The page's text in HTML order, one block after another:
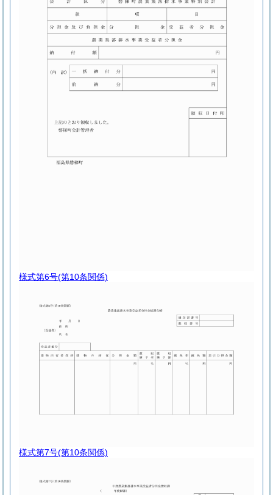
様式第6号(第10条関係)
様式第7号(第10条関係)